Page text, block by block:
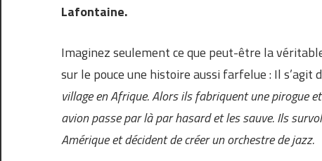
Lafontaine.
Imaginez seulement ce que peut-être la
sur le pouce une histoire aussi farfelue : Il s’agit
village en Afrique. Alors ils fabriquent une pirogue
avion passe par là par hasard et les sauve. Ils
Amérique et décident de créer un orchestre de jazz.